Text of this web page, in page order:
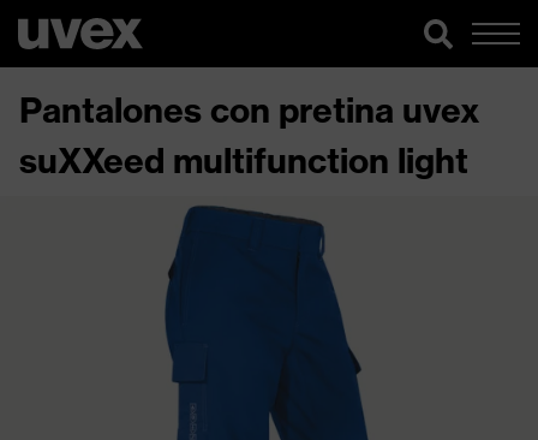
Pantalones con pretina uvex
suXXeed multifunction light